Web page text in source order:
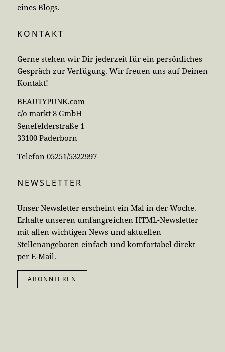
eines Blogs.
KONTAKT
Gerne stehen wir Dir jederzeit für ein persönliches
Gespräch zur Verfügung. Wir freuen uns auf Deinen
Kontakt!
BEAUTYPUNK.com
c/o markt 8 GmbH
Senefelderstraße 1
33100 Paderborn
Telefon 05251/5322997
NEWSLETTER
Unser Newsletter erscheint ein Mal in der Woche.
Erhalte unseren umfangreichen HTML-Newsletter
mit allen wichtigen News und aktuellen
Stellenangeboten einfach und komfortabel direkt
per E-Mail.
ABONNIEREN